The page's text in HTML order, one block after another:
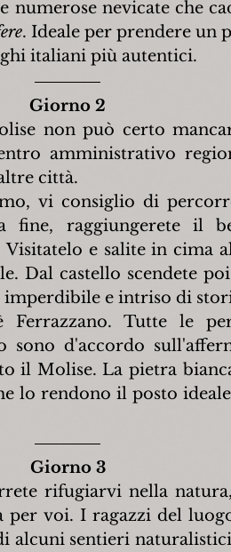
nevicate che
. Ideale per prendere un
italiani più autentici.
Giorno 2
non può certo
amministrativo
città.
vi consiglio di
fine, raggiungerete il
e salite in cima
Dal castello scendete
imperdibile e intriso di
Ferrazzano. Tutte le
sono d'accordo
il Molise. La pietra
lo rendono il posto ideale
Giorno 3
rifugiarvi nella
per voi. I ragazzi del
alcuni sentieri